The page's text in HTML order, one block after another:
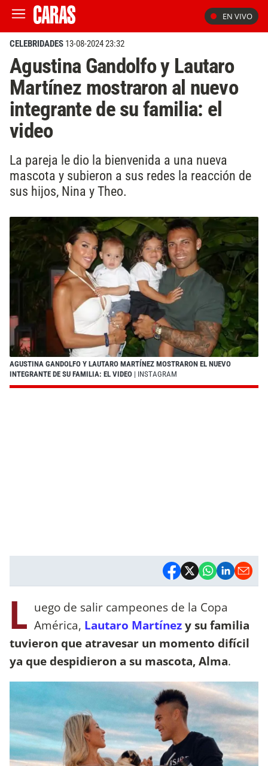
EN VIVO
CELEBRIDADES 13-08-2024 23:32
Agustina Gandolfo y Lautaro
Martínez mostraron al nuevo
integrante de su familia: el
video
La pareja le dio la bienvenida a una nueva
mascota y subieron a sus redes la reacción de
sus hijos, Nina y Theo.
AGUSTINA GANDOLFO Y LAUTARO MARTÍNEZ MOSTRARON EL NUEVO
INTEGRANTE DE SU FAMILIA: EL VIDEO | INSTAGRAM
L uego de salir campeones de la Copa
América, Lautaro Martínezy su familia
tuvieron que atravesar un momento difícil
ya que despidieron a su mascota, Alma.